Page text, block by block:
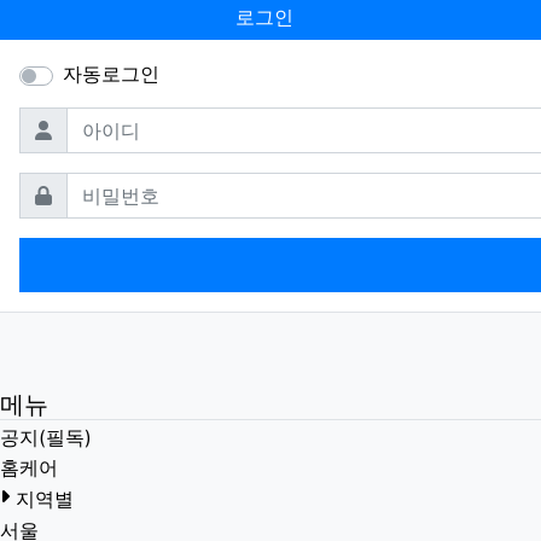
로그인
자동로그인
아이디
필수
비밀번호필수
메뉴
공지(필독)
홈케어
지역별
서울